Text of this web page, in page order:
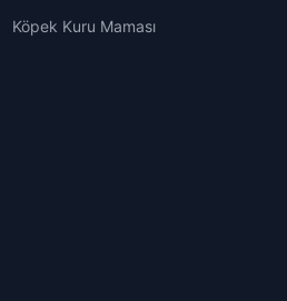
Köpek Kuru Maması